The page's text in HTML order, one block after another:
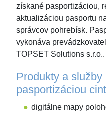
získané pasportizáciou,
aktualizáciou pasportu
správcov pohrebísk.
vykonáva
TOPSET Solutions s.r.o..
Produkty a
pasportizáciou
digitálne mapy